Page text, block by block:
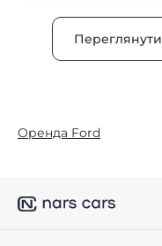
Переглянути
Оренда Ford